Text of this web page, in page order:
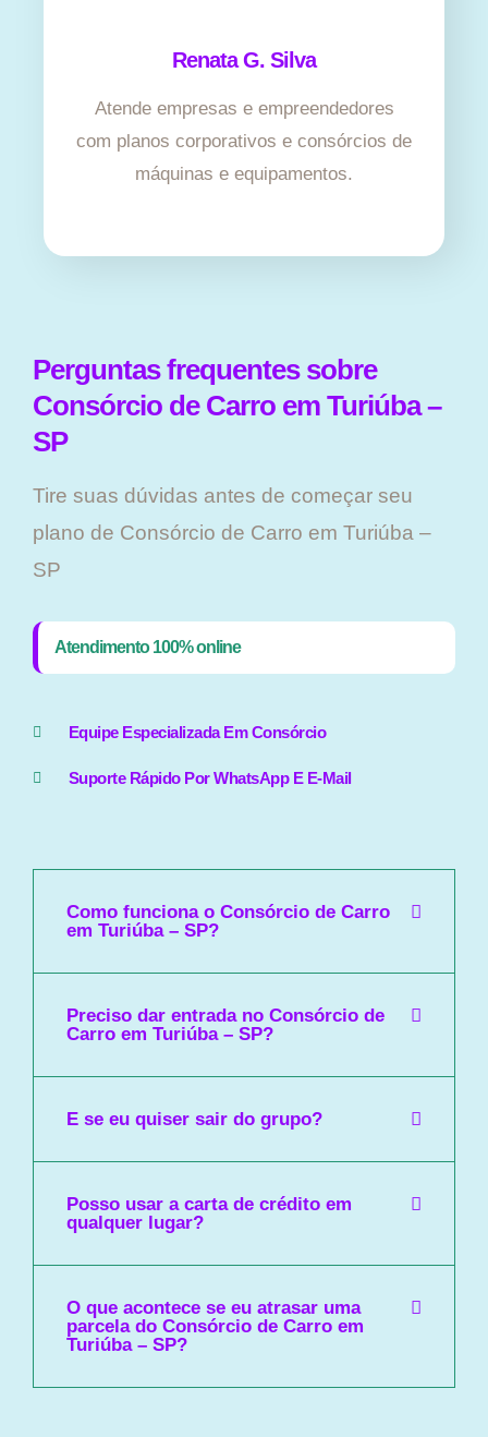
Renata G. Silva
Atende empresas e empreendedores
com planos corporativos e consórcios de
máquinas e equipamentos.
Perguntas frequentes sobre
Consórcio de Carro em Turiúba –
SP
Tire suas dúvidas antes de começar seu
plano ​de Consórcio de Carro em Turiúba –
SP
Atendimento 100% online
Equipe Especializada Em Consórcio
Suporte Rápido Por WhatsApp E E-Mail
Como funciona o Consórcio de Carro
em Turiúba – SP?
Preciso dar entrada no Consórcio de
Carro em Turiúba – SP?
E se eu quiser sair do grupo?
Posso usar a carta de crédito em
qualquer lugar?
O que acontece se eu atrasar uma
parcela do Consórcio de Carro em
Turiúba – SP?